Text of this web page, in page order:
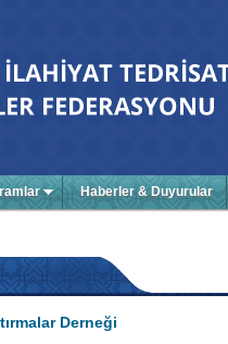
Haberler & Duyurular
Derneği